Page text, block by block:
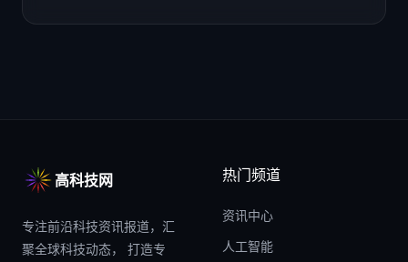
高科技网
专注前沿科技资讯报道，汇
聚全球科技动态， 打造专
热门频道
资讯中心
人工智能